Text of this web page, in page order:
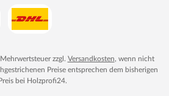
zzgl. Versandkosten, wenn nicht
Preise entsprechen dem bisherigen
bei Holzprofi24.